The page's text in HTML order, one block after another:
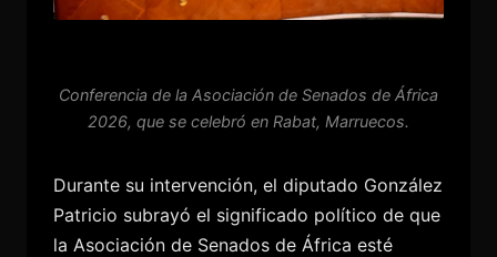
Conferencia de la Asociación de Senados de África
2026, que se celebró en Rabat, Marruecos.
Durante su intervención, el diputado González
Patricio subrayó el significado político de que
la Asociación de Senados de África esté